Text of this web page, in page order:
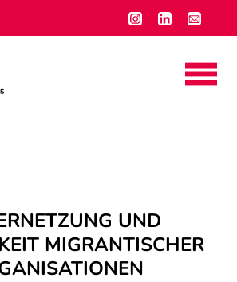
UND
MIGRANTISCHER